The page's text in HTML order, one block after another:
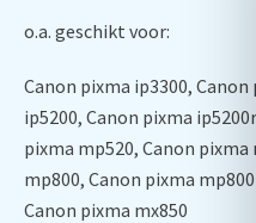
o.a. geschikt voor:
Canon pixma ip3300, Canon
ip5200, Canon pixma
pixma mp520, Canon
mp800, Canon pixma
Canon pixma mx850